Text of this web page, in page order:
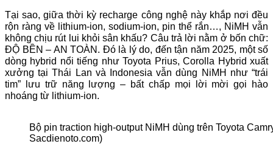
Tại sao, giữa thời kỳ recharge công nghệ này khắp nơi đều
rộn ràng về lithium-ion, sodium-ion, pin thể rắn…, NiMH vẫn
không chịu rút lui khỏi sân khấu? Câu trả lời nằm ở bốn chữ:
ĐỘ BỀN – AN TOÀN. Đó là lý do, đến tận năm 2025, một số
dòng hybrid nổi tiếng như Toyota Prius, Corolla Hybrid xuất
xưởng tại Thái Lan và Indonesia vẫn dùng NiMH như “trái
tim” lưu trữ năng lượng – bất chấp mọi lời mời gọi hào
nhoáng từ lithium-ion.
Bộ pin traction high-output NiMH dùng trên Toyota
Sacdienoto.com)